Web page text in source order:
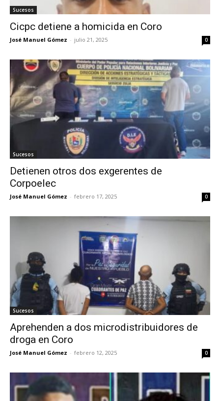
Sucesos
Cicpc detiene a homicida en Coro
José Manuel Gómez - julio 21, 2025 0
Sucesos
Detienen otros dos exgerentes de
Corpoelec
José Manuel Gómez - febrero 17, 2025 0
Sucesos
Aprehenden a dos microdistribuidores de
droga en Coro
José Manuel Gómez - febrero 12, 2025 0